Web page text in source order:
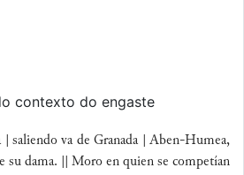
contexto do engaste
| saliendo va de Granada | Aben-Humea,
su dama. || Moro en quien se competían